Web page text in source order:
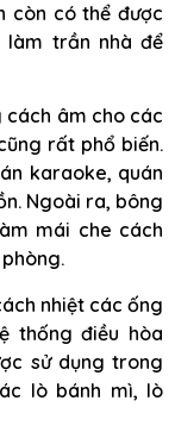
còn có thể được
làm trần nhà để
cách âm cho các
rất phổ biến.
karaoke, quán
Ngoài ra, bông
mái che cách
nhiệt các ống
thống điều hòa
sử dụng trong
lò bánh mì, lò